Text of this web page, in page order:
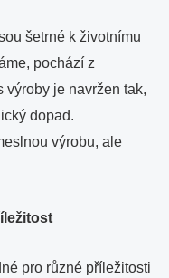
šetrné k životnímu
pochází z
výroby je navržen tak,
dopad.
výrobu, ale
pro různé příležitosti